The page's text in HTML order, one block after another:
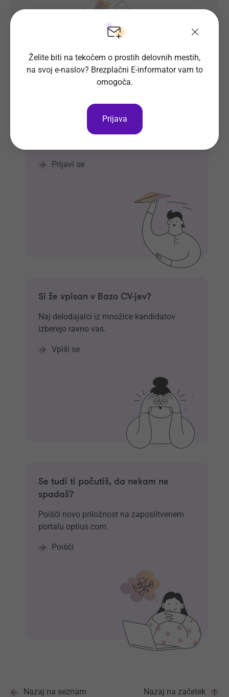
Prosta delovna mesta direktno na
tvoj e-naslov
Prijavi se
Si že vpisan v Bazo CV-jev?
Naj delodajalci iz množice kandidatov
izberejo ravno vas.
Vpiši se
Se tudi ti počutiš, da nekam ne
spadaš?
Poišči novo priložnost na zaposlitvenem
portalu optius.com.
Poišči
Nazaj na seznam Nazaj na začetek
Želite biti na tekočem o prostih delovnih mestih,
na svoj e-naslov? Brezplačni E-informator vam to
omogoča.
Prijava